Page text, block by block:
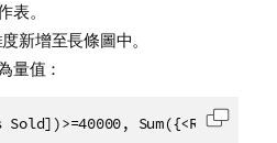
表。
新增至長條圖中。
量值：
Sold])>=40000, 將代碼